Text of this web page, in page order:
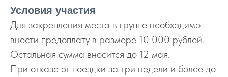
Условия участия
Для закрепления места в группе необходимо
внести предоплату в размере 10 000 рублей.
Остальная сумма вносится до 12 мая.
При отказе от поездки за три недели и более до